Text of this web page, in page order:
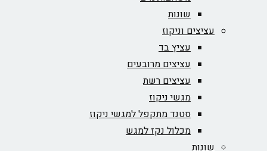
שונות
עציצים וניקוז
עציץ בד
עציצים מרובעים
עציצים רשת
מגשי ניקוז
סטנד מתקפל למגשי ניקוז
מכלול נקז למגש
שונות